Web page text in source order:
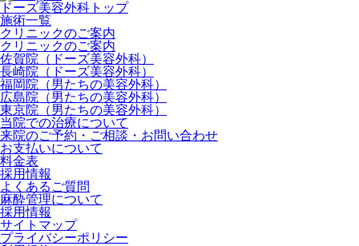
ドーズ美容外科トップ
施術一覧
クリニックのご案内
クリニックのご案内
佐賀院（ドーズ美容外科）
長崎院（ドーズ美容外科）
福岡院（男たちの美容外科）
広島院（男たちの美容外科）
東京院（男たちの美容外科）
当院での治療について
来院のご予約・ご相談・お問い合わせ
お支払いについて
料金表
採用情報
よくあるご質問
麻酔管理について
採用情報
サイトマップ
プライバシーポリシー